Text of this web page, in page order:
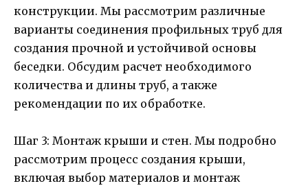
конструкции. Мы рассмотрим различные
варианты соединения профильных труб для
создания прочной и устойчивой основы
беседки. Обсудим расчет необходимого
количества и длины труб, а также
рекомендации по их обработке.
Шаг 3: Монтаж крыши и стен. Мы подробно
рассмотрим процесс создания крыши,
включая выбор материалов и монтаж